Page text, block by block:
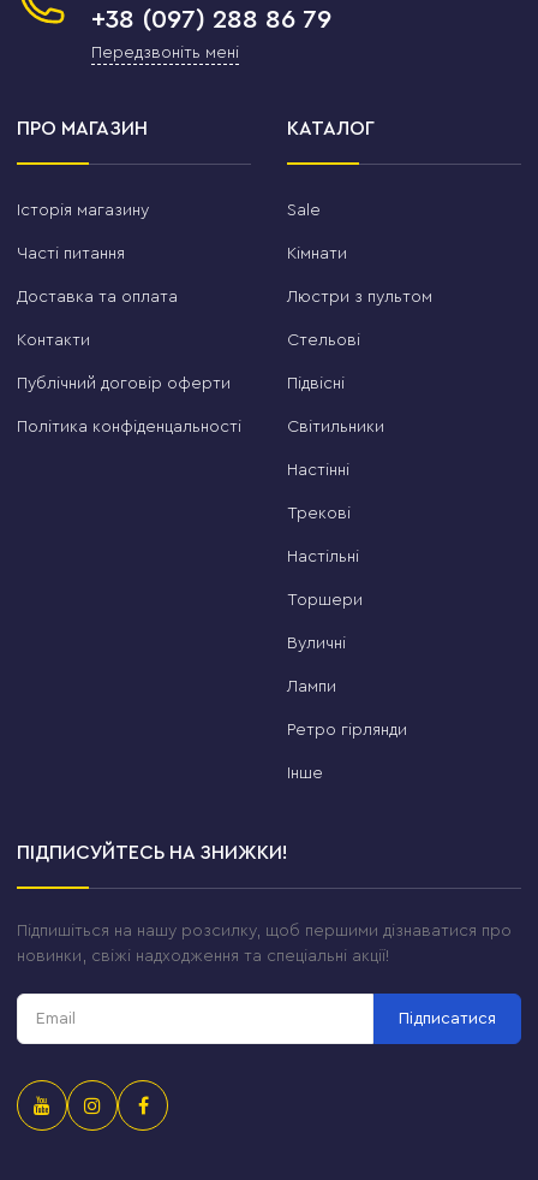
+38 (097) 288 86 79
Передзвоніть мені
ПРО МАГАЗИН
Історія магазину
Часті питання
Доставка та оплата
Контакти
Публічний договір оферти
Політика конфіденцальності
КАТАЛОГ
Sale
Кімнати
Люстри з пультом
Стельові
Підвісні
Світильники
Настінні
Трекові
Настільні
Торшери
Вуличні
Лампи
Ретро гірлянди
Інше
ПІДПИСУЙТЕСЬ НА ЗНИЖКИ!
Підпишіться на нашу розсилку, щоб першими дізнаватися про
новинки, свіжі надходження та спеціальні акції!
Підписатися